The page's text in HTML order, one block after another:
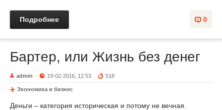
0
Подробнее
Бартер, или Жизнь без денег
admin 19-02-2016, 12:53 518
Экономика и бизнес
Деньги – категория историческая и потому не вечная.